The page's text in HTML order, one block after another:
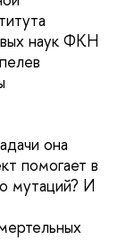
наук ФКН
она
помогает в
мутаций? И